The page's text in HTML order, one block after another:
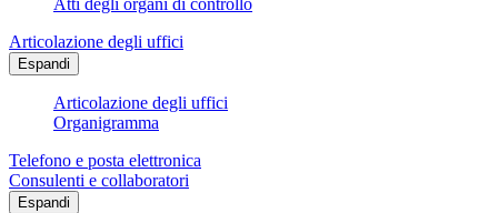
Atti degli organi di controllo
Articolazione degli uffici
Espandi
Articolazione degli uffici
Organigramma
Telefono e posta elettronica
Consulenti e collaboratori
Espandi